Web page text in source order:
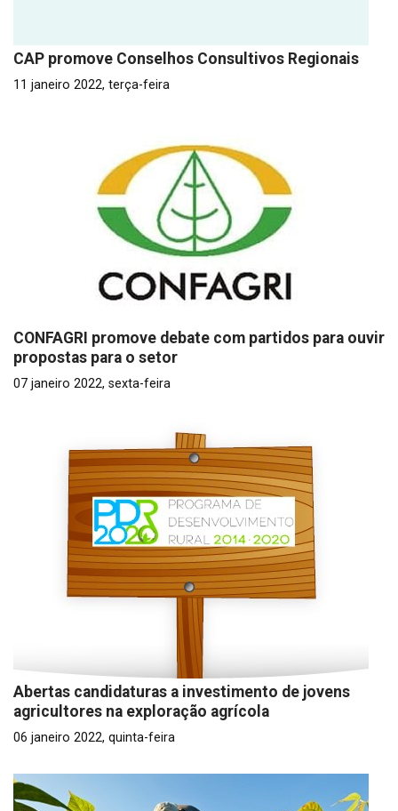
CAP promove Conselhos Consultivos Regionais
11 janeiro 2022, terça-feira
CONFAGRI promove debate com partidos para ouvir
propostas para o setor
07 janeiro 2022, sexta-feira
Abertas candidaturas a investimento de jovens
agricultores na exploração agrícola
06 janeiro 2022, quinta-feira